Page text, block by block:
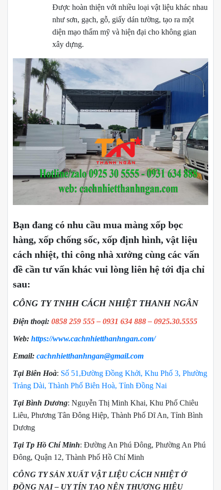
Được hoàn thiện với nhiều loại vật liệu khác nhau
như sơn, gạch, gỗ, giấy dán tường, tạo ra một
diện mạo thẩm mỹ và hiện đại cho không gian
xây dựng.
Bạn đang có nhu cầu mua màng xốp bọc
hàng, xốp chống sốc, xốp định hình, vật liệu
cách nhiệt, thi công nhà xưởng cùng các vấn
đề cần tư vấn khác vui lòng liên hệ tới địa chỉ
sau:
CÔNG TY TNHH CÁCH NHIỆT THANH NGÂN
Điện thoại: 0858 259 555 – 0931 634 888 – 0925.30.5555
Web: https://www.cachnhietthanhngan.com/
Email: cachnhietthanhngan@gmail.com
Tại Biên Hoà: Số 51,Đường Đồng Khởi, Khu Phố 3, Phường
Trảng Dài, Thành Phố Biên Hoà, Tỉnh Đồng Nai
Tại Bình Dương: Nguyễn Thị Minh Khai, Khu Phố Chiêu
Liêu, Phương Tân Đông Hiệp, Thành Phố Dĩ An, Tỉnh Bình
Dương
Tại Tp Hồ Chí Minh: Đường An Phú Đông, Phường An Phú
Đông, Quận 12, Thành Phố Hồ Chí Minh
CÔNG TY SẢN XUẤT VẬT LIỆU CÁCH NHIỆT Ở
ĐỒNG NAI – UY TÍN TẠO NÊN THƯƠNG HIỆU